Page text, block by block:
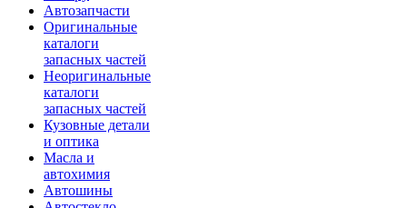
Автозапчасти
Оригинальные
каталоги
запасных частей
Неоригинальные
каталоги
запасных частей
Кузовные детали
и оптика
Масла и
автохимия
Автошины